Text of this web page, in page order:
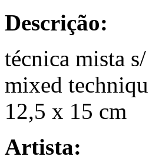
Descrição:
técnica mista
mixed
12,5 x 15 cm
Artista: